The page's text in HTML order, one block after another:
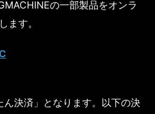
の一部製品をオンラ
ます。
ん決済」となります。以下の決